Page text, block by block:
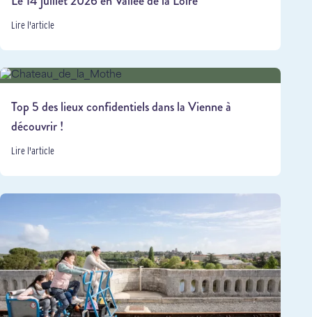
Lire l'article
Top 5 des lieux confidentiels dans la Vienne à
découvrir !
Lire l'article